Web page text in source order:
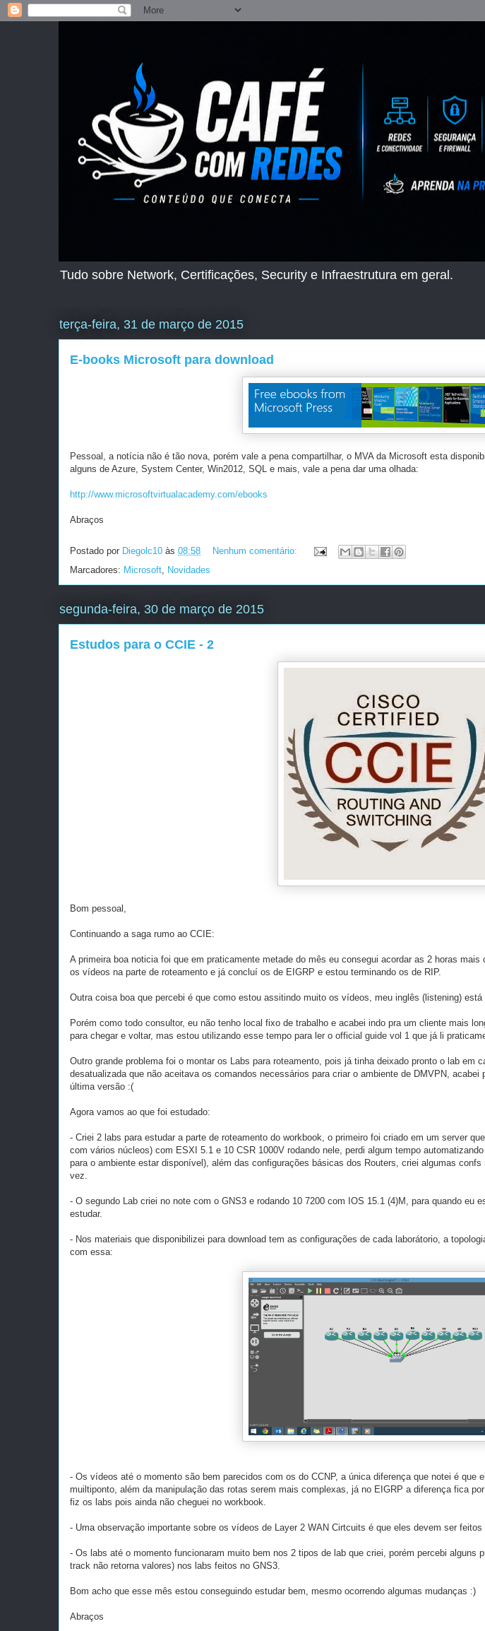
Tudo sobre Network, Certificações, Security e Infraestrutura em geral.
terça-feira, 31 de março de 2015
E-books Microsoft para download
Pessoal, a notícia não é tão nova, porém vale a pena compartilhar, o MVA da Microsoft esta
alguns de Azure, System Center, Win2012, SQL e mais, vale a pena dar uma olhada:
http://www.microsoftvirtualacademy.com/ebooks
Abraços
Postado por Diegolc10 às 08:58
Nenhum comentário:
Marcadores: Microsoft, Novidades
segunda-feira, 30 de março de 2015
Estudos para o CCIE - 2
Bom pessoal,
Continuando a saga rumo ao CCIE:
A primeira boa noticia foi que em praticamente metade do mês eu consegui acordar as 2 horas
os vídeos na parte de roteamento e já concluí os de EIGRP e estou terminando os de RIP.
Outra coisa boa que percebi é que como estou assitindo muito os vídeos, meu inglês (listening)
Porém como todo consultor, eu não tenho local fixo de trabalho e acabei indo pra um cliente mais
para chegar e voltar, mas estou utilizando esse tempo para ler o official guide vol 1 que já li
Outro grande problema foi o montar os Labs para roteamento, pois já tinha deixado pronto o lab em
desatualizada que não aceitava os comandos necessários para criar o ambiente de DMVPN,
última versão :(
Agora vamos ao que foi estudado:
- Criei 2 labs para estudar a parte de roteamento do workbook, o primeiro foi criado em um server
com vários núcleos) com ESXI 5.1 e 10 CSR 1000V rodando nele, perdi algum tempo
para o ambiente estar disponível), além das configurações básicas dos Routers, criei algumas
vez.
- O segundo Lab criei no note com o GNS3 e rodando 10 7200 com IOS 15.1 (4)M, para quando eu
estudar.
- Nos materiais que disponibilizei para download tem as configurações de cada laborátorio, a
com essa:
- Os vídeos até o momento são bem parecidos com os do CCNP, a única diferença que notei é que
muiltiponto, além da manipulação das rotas serem mais complexas, já no EIGRP a diferença fica
fiz os labs pois ainda não cheguei no workbook.
- Uma observação importante sobre os vídeos de Layer 2 WAN Cirtcuits é que eles devem ser
- Os labs até o momento funcionaram muito bem nos 2 tipos de lab que criei, porém percebi alguns
track não retorna valores) nos labs feitos no GNS3.
Bom acho que esse mês estou conseguindo estudar bem, mesmo ocorrendo algumas mudanças :)
Abraços